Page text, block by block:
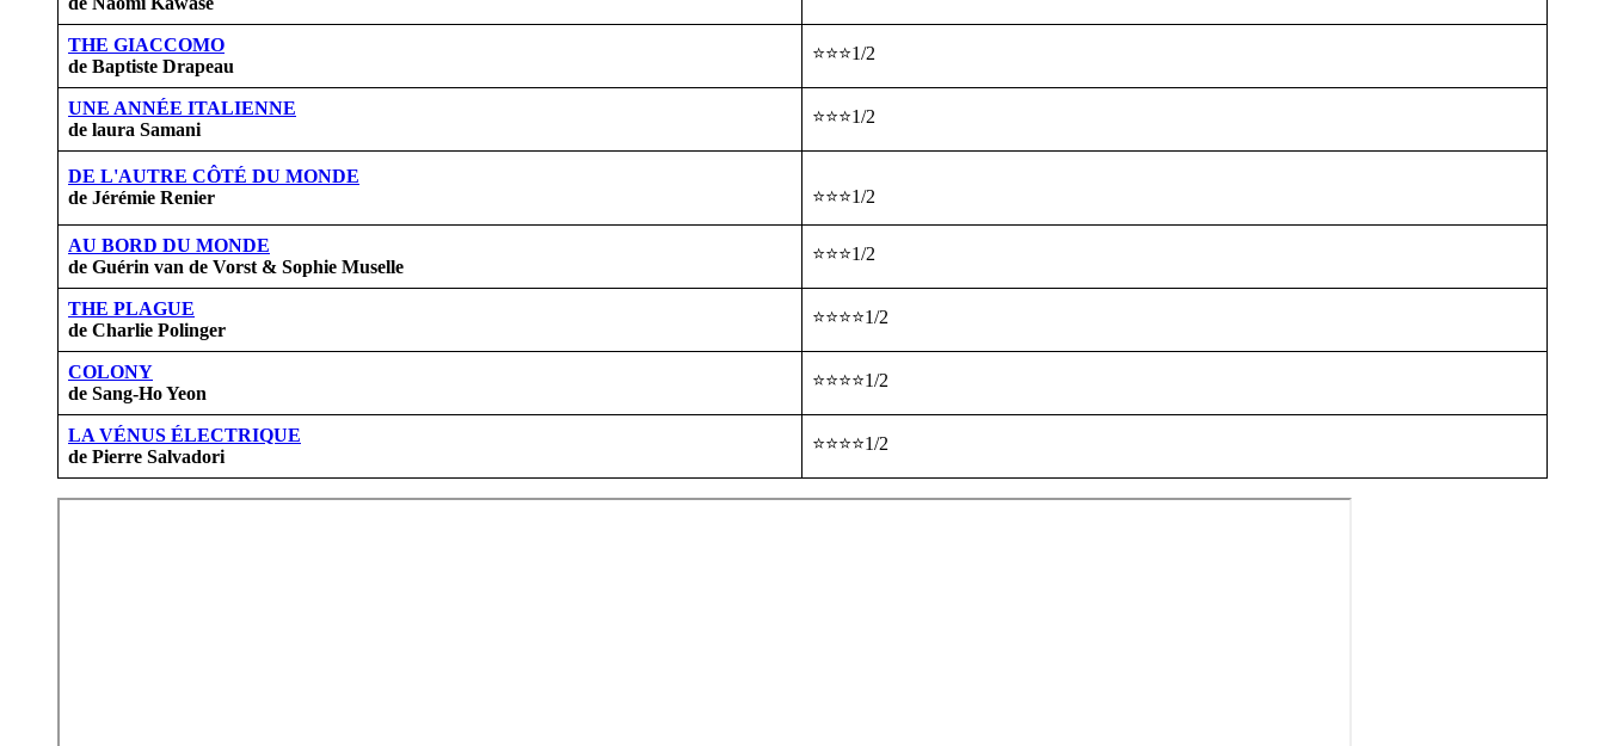
THE GIACCOMO
de Baptiste Drapeau
⭐⭐⭐1/2
UNE ANNÉE ITALIENNE
de laura Samani
⭐⭐⭐1/2
DE L'AUTRE CÔTÉ DU MONDE
de Jérémie Renier
⭐⭐⭐1/2
AU BORD DU MONDE
de Guérin van de Vorst & Sophie Muselle
⭐⭐⭐1/2
THE PLAGUE
de Charlie Polinger
⭐⭐⭐⭐1/2
COLONY
de Sang-Ho Yeon
⭐⭐⭐⭐1/2
LA VÉNUS ÉLECTRIQUE
de Pierre Salvadori
⭐⭐⭐⭐1/2